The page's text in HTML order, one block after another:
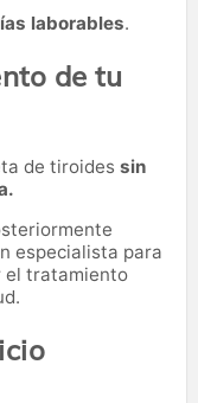
laborables.
de tu
de tiroides sin
especialista para
el tratamiento